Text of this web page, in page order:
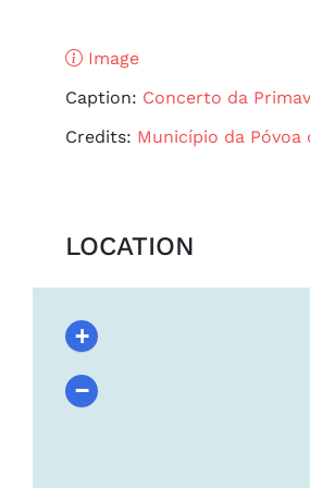
Image
Caption: Concerto da
Credits: Município da Póvoa
LOCATION
+
−